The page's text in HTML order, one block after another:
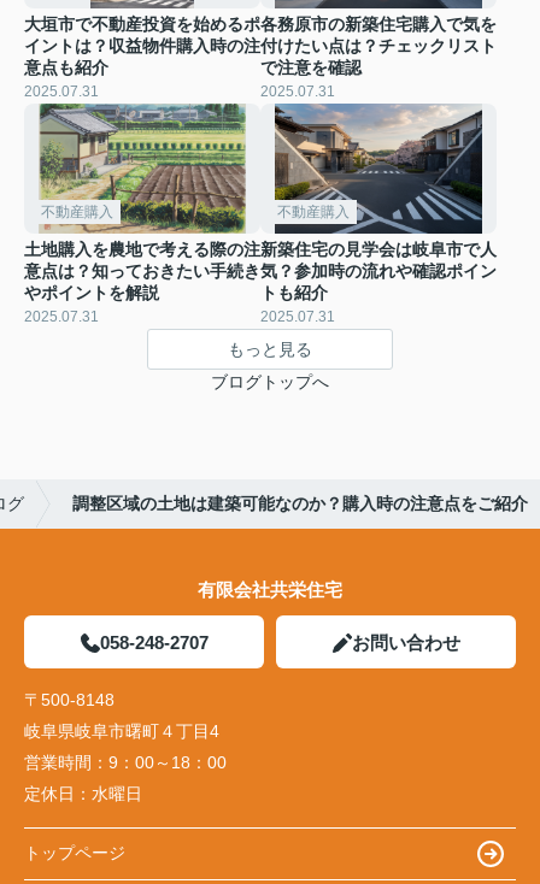
大垣市で不動産投資を始めるポ
イントは？収益物件購入時の注
意点も紹介
2025.07.31
各務原市の新築住宅購入で気を
付けたい点は？チェックリスト
で注意を確認
2025.07.31
不動産購入
土地購入を農地で考える際の注
意点は？知っておきたい手続き
やポイントを解説
2025.07.31
不動産購入
新築住宅の見学会は岐阜市で人
気？参加時の流れや確認ポイン
トも紹介
2025.07.31
もっと見る
ブログトップへ
グ 調整区域の土地は建築可能なのか？購入時の注意点をご紹介
有限会社共栄住宅
058-248-2707 お問い合わせ
〒500-8148
岐阜県岐阜市曙町４丁目4
営業時間： 9：00～18：00
定休日： 水曜日
トップページ